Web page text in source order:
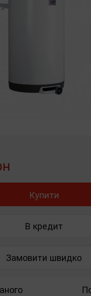
Купити
В кредит
Замовити швидко